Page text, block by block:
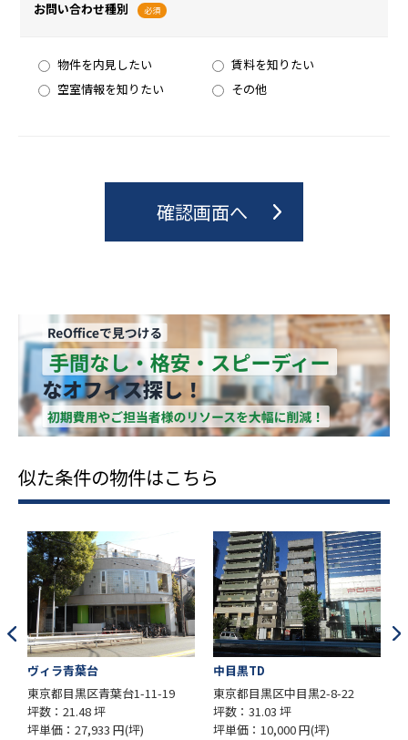
お問い合わせ種別 必須
物件を内見したい
賃料を知りたい
空室情報を知りたい
その他
似た条件の物件はこちら
ヴィラ青葉台
東京都目黒区青葉台1-11-19
坪数：21.48 坪
坪単価：27,933 円(坪)
中目黒TD
東京都目黒区中目黒2-8-22
坪数：31.03 坪
坪単価：10,000 円(坪)